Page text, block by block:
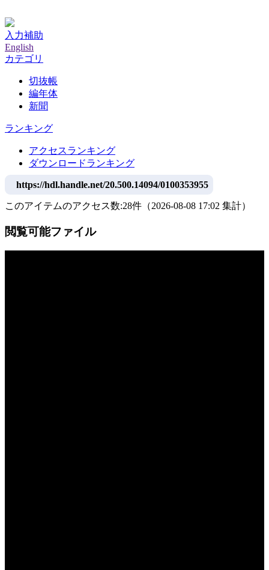
入力補助
English
カテゴリ
切抜帳
編年体
新聞
ランキング
アクセスランキング
ダウンロードランキング
https://hdl.handle.net/20.500.14094/0100353955
このアイテムのアクセス数:28件 （2026-08-08 17:02 集計）
閲覧可能ファイル